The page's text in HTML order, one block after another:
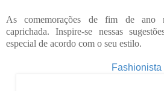
As comemorações de fim de ano
caprichada. Inspire-se nessas
especial de acordo com o seu estilo.
Fashionista